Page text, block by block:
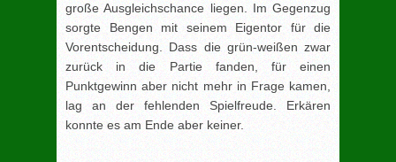
große Ausgleichschance liegen. Im Gegenzug
sorgte Bengen mit seinem Eigentor für die
Vorentscheidung. Dass die grün-weißen zwar
zurück in die Partie fanden, für einen
Punktgewinn aber nicht mehr in Frage kamen,
lag an der fehlenden Spielfreude. Erkären
konnte es am Ende aber keiner.